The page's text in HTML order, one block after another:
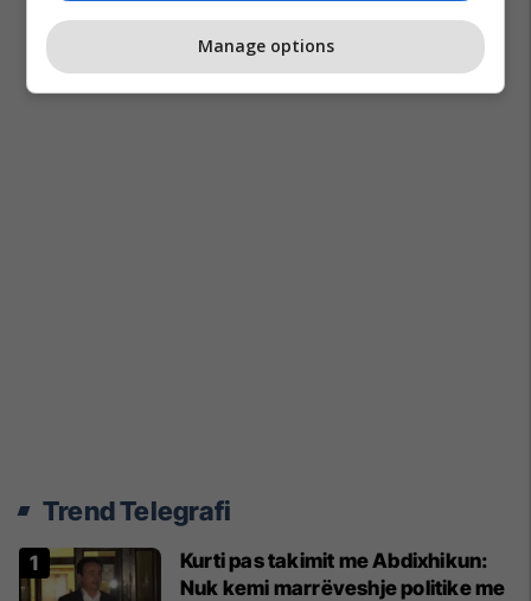
Trend Telegrafi
Kurti pas takimit me Abdixhikun:
Nuk kemi marrëveshje politike me
Manage options